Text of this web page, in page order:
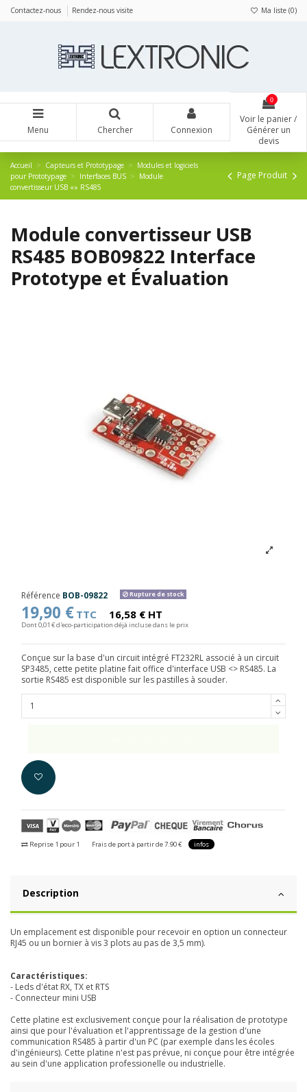
Contactez-nous Rendez-nous visite Ma liste (0)
Menu Chercher Connexion
0
Voir le panier /
Générer un
devis
Accueil Capteurs et Prototypage
Modules et logiciels
pour Prototypage
Interfaces BUS
Module
convertisseur USB «» RS485
Page Produit
Module convertisseur USB
RS485 BOB09822 Interface
Prototype et Évaluation
Référence BOB-09822 Rupture de stock
19,90 € TTC 16,58 € HT
Dont 0,01 € d'eco-participation déjà incluse dans le prix
Conçue sur la base d'un circuit intégré FT232RL associé à un circuit
SP3485, cette petite platine fait office d'interface USB <> RS485. La
sortie RS485 est disponible sur les pastilles à souder.
Reprise 1 pour 1 Frais de port à partir de 7.90 € infos
Description
Un emplacement est disponible pour recevoir en option un connecteur
RJ45 ou un bornier à vis 3 plots au pas de 3,5 mm).
Caractéristiques:
- Leds d'état RX, TX et RTS
- Connecteur mini USB
Cette platine est exclusivement conçue pour la réalisation de prototype
ainsi que pour l'évaluation et l'apprentissage de la gestion d'une
communication RS485 à partir d'un PC (par exemple dans les écoles
d'ingénieurs). Cette platine n'est pas prévue, ni conçue pour être intégrée
au sein d'une application professionelle ou industrielle.
Panneau de gestion des cookies